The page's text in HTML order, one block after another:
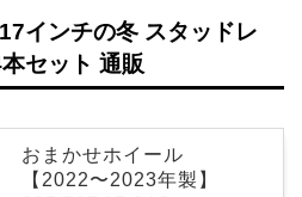
インチの冬 スタッドレ
セット 通販
おまかせホイール
【2022〜2023年製】